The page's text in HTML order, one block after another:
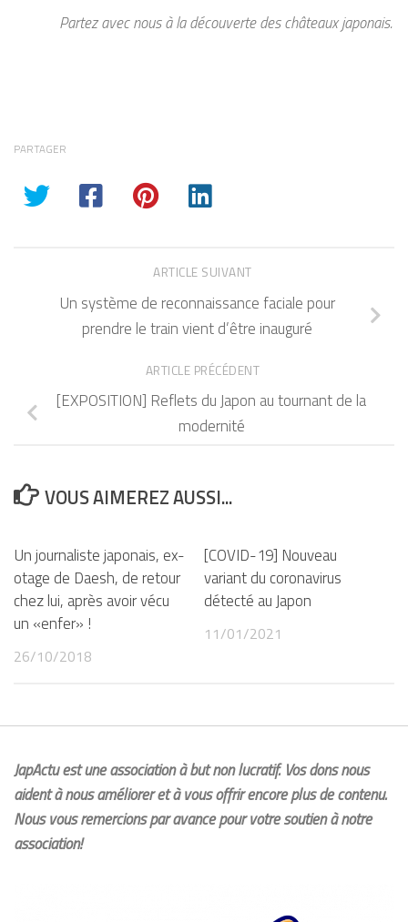
Partez avec nous à la découverte des châteaux japonais.
PARTAGER
ARTICLE SUIVANT
Un système de reconnaissance faciale pour
prendre le train vient d’être inauguré
ARTICLE PRÉCÉDENT
[EXPOSITION] Reflets du Japon au tournant de la
modernité
VOUS AIMEREZ AUSSI...
Un journaliste japonais, ex-
otage de Daesh, de retour
chez lui, après avoir vécu
un «enfer» !
26/10/2018
[COVID-19] Nouveau
variant du coronavirus
détecté au Japon
11/01/2021
JapActu est une association à but non lucratif. Vos dons nous
aident à nous améliorer et à vous offrir encore plus de contenu.
Nous vous remercions par avance pour votre soutien à notre
association!